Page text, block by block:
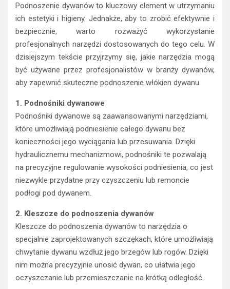
Podnoszenie dywanów to kluczowy element w utrzymaniu
ich estetyki i higieny. Jednakże, aby to zrobić efektywnie i
bezpiecznie, warto rozważyć wykorzystanie
profesjonalnych narzędzi dostosowanych do tego celu. W
dzisiejszym tekście przyjrzymy się, jakie narzędzia mogą
być używane przez profesjonalistów w branży dywanów,
aby zapewnić skuteczne podnoszenie włókien dywanu.
1. Podnośniki dywanowe
Podnośniki dywanowe są zaawansowanymi narzędziami,
które umożliwiają podniesienie całego dywanu bez
konieczności jego wyciągania lub przesuwania. Dzięki
hydraulicznemu mechanizmowi, podnośniki te pozwalają
na precyzyjne regulowanie wysokości podniesienia, co jest
niezwykle przydatne przy czyszczeniu lub remoncie
podłogi pod dywanem.
2. Kleszcze do podnoszenia dywanów
Kleszcze do podnoszenia dywanów to narzędzia o
specjalnie zaprojektowanych szczękach, które umożliwiają
chwytanie dywanu wzdłuż jego brzegów lub rogów. Dzięki
nim można precyzyjnie unosić dywan, co ułatwia jego
oczyszczanie lub przemieszczanie na krótką odległość.